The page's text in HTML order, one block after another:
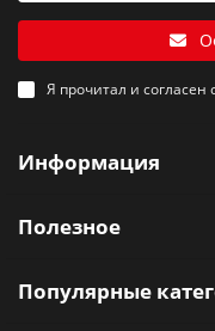
Я прочитал и согласен
Информация
Полезное
Популярные